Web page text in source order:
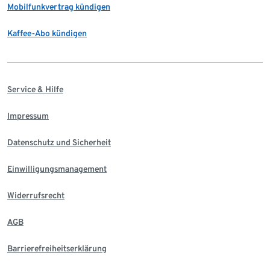
Mobilfunkvertrag kündigen
Kaffee-Abo kündigen
Service & Hilfe
Impressum
Datenschutz und Sicherheit
Einwilligungsmanagement
Widerrufsrecht
AGB
Barrierefreiheitserklärung